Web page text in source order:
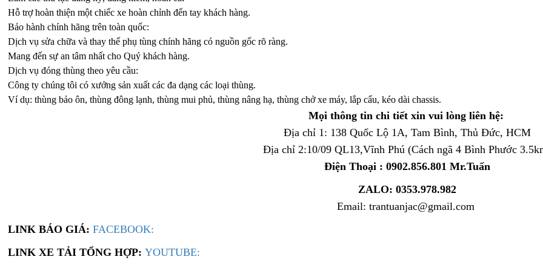
Hỗ trợ hoàn thiện một chiếc xe hoàn chỉnh đến tay khách hàng.
Bảo hành chính hãng trên toàn quốc:
Dịch vụ sửa chữa và thay thế phụ tùng chính hãng có nguồn gốc rõ ràng.
Mang đến sự an tâm nhất cho Quý khách hàng.
Dịch vụ đóng thùng theo yêu cầu:
Công ty chúng tôi có xưởng sản xuất các đa dạng các loại thùng.
Ví dụ: thùng bảo ôn, thùng đông lạnh, thùng mui phủ, thùng nâng hạ, thùng chở xe máy, lắp cẩu, kéo dài chassis.
Mọi thông tin chi tiết xin vui lòng liên hệ:
Địa chỉ 1: 138 Quốc Lộ 1A, Tam Bình, Thủ Đức, HCM
Địa chỉ 2:10/09 QL13,Vĩnh Phú (Cách ngã 4 Bình Phước
Điện Thoại : 0902.856.801 Mr.Tuấn
ZALO: 0353.978.982
Email: trantuanjac@gmail.com
LINK BÁO GIÁ: FACEBOOK:
LINK XE TẢI TỔNG HỢP: YOUTUBE: